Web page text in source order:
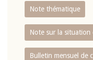
Note thématique
Note sur la situation
Bulletin mensuel de